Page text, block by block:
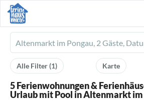
Ferienhausmiete
logo
Karte
Alle Filter(1)
5 Ferienwohnungen &
Urlaub mit Pool in Altenmarkt im